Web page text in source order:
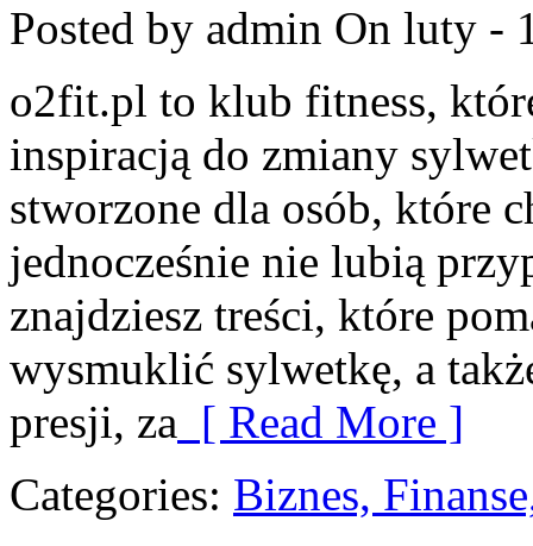
Posted by admin On luty -
o2fit.pl to klub fitness,
inspiracją do zmiany
stworzone dla osób, które
jednocześnie nie lubią
znajdziesz treści, które
wysmuklić sylwetkę, a
presji, za [ Read More ]
Categories: Biznes,